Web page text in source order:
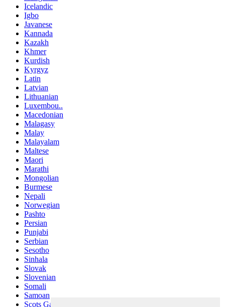
Icelandic
Igbo
Javanese
Kannada
Kazakh
Khmer
Kurdish
Kyrgyz
Latin
Latvian
Lithuanian
Luxembou..
Macedonian
Malagasy
Malay
Malayalam
Maltese
Maori
Marathi
Mongolian
Burmese
Nepali
Norwegian
Pashto
Persian
Punjabi
Serbian
Sesotho
Sinhala
Slovak
Slovenian
Somali
Samoan
Scots Gaelic